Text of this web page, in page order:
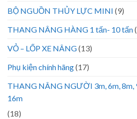
BỘ NGUỒN THỦY LỰC MINI (9)
THANG NÂNG HÀNG 1 tấn- 10 tấn
VỎ – LỐP XE NÂNG(13)
Phụ kiện chính hãng(17)
THANG NÂNG NGƯỜI 3m, 6m, 8m,
16m
(18)